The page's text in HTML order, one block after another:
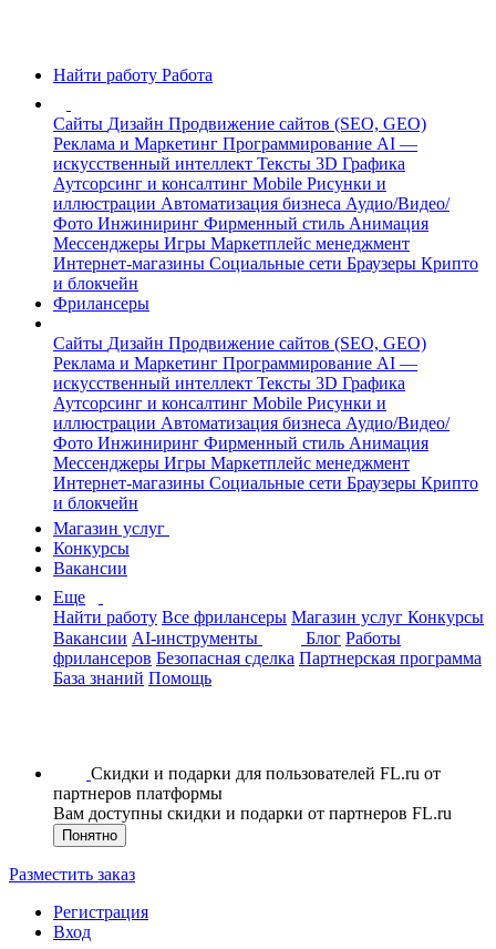
Найти работу Работа
Сайты Дизайн Продвижение сайтов (SEO, GEO)
Реклама и Маркетинг Программирование AI —
искусственный интеллект Тексты 3D Графика
Аутсорсинг и консалтинг Mobile Рисунки и
иллюстрации Автоматизация бизнеса Аудио/Видео/
Фото Инжиниринг Фирменный стиль Анимация
Мессенджеры Игры Маркетплейс менеджмент
Интернет-магазины Социальные сети Браузеры Крипто
и блокчейн
Фрилансеры
Сайты Дизайн Продвижение сайтов (SEO, GEO)
Реклама и Маркетинг Программирование AI —
искусственный интеллект Тексты 3D Графика
Аутсорсинг и консалтинг Mobile Рисунки и
иллюстрации Автоматизация бизнеса Аудио/Видео/
Фото Инжиниринг Фирменный стиль Анимация
Мессенджеры Игры Маркетплейс менеджмент
Интернет-магазины Социальные сети Браузеры Крипто
и блокчейн
Магазин услуг
Конкурсы
Вакансии
Еще
Найти работу Все фрилансеры Магазин услуг Конкурсы
Вакансии AI-инструменты Блог Работы
фрилансеров Безопасная сделка Партнерская программа
База знаний Помощь
Скидки и подарки для пользователей FL.ru от
партнеров платформы
Вам доступны скидки и подарки от партнеров FL.ru
Понятно
Разместить заказ
Регистрация
Вход